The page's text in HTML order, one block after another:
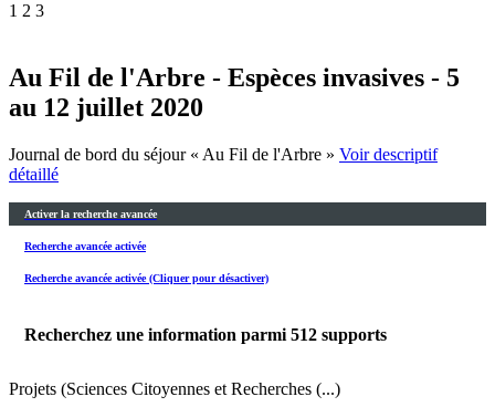
1 2 3
Au Fil de l'Arbre - Espèces invasives - 5
au 12 juillet 2020
Journal de bord du séjour « Au Fil de l'Arbre » Voir descriptif
détaillé
Activer la recherche avancée
Recherche avancée activée
Recherche avancée activée (Cliquer pour désactiver)
Recherchez une information parmi 512 supports
Projets (Sciences Citoyennes et Recherches (...)